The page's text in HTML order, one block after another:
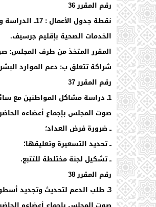
رقم المقرر 36
نقطة جدول
الخدمات الصحية بإقليم جرسيف.
شراكة تتعلق ب: دعم الموارد
رقم المقرر 37
1ـ دراسة مشاكل المواطنين مع سائقي سيارات الأجرة الصغيرة.
صوت المجلس بإجماع أعضاءه الحاضرين (موافقة 20 عضوا) على رفع ملتمس إلى السيد
ــ ضرورة فرض العداد؛
ــ تحديد التسعيرة وتعليقها؛
ــ تشكيل لجنة مختلطة للتتبع.
رقم المقرر 38
3ـ طلب الدعم لتحديث وتجديد أسطول النظافة بالجماعة.